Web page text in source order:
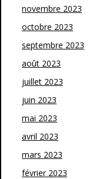
novembre 2023
octobre 2023
septembre 2023
août 2023
juillet 2023
juin 2023
mai 2023
avril 2023
mars 2023
février 2023